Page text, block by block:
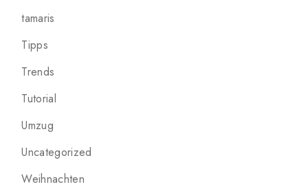
tamaris
Tipps
Trends
Tutorial
Umzug
Uncategorized
Weihnachten